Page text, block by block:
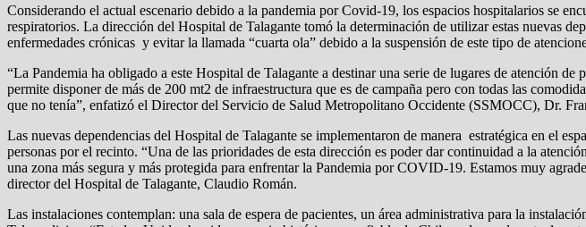
Considerando el actual escenario debido a la pandemia por Covid-19, los espacios hospitalarios se
respiratorios. La dirección del Hospital de Talagante tomó la determinación de utilizar estas nuevas
enfermedades crónicas y evitar la llamada “cuarta ola” debido a la suspensión de este tipo de
“La Pandemia ha obligado a este Hospital de Talagante a destinar una serie de lugares de atención
permite disponer de más de 200 mt2 de infraestructura que es de campaña pero con todas las
que no tenía”, enfatizó el Director del Servicio de Salud Metropolitano Occidente (SSMOCC), Dr.
Las nuevas dependencias del Hospital de Talagante se implementaron de manera estratégica en el
personas por el recinto. “Una de las prioridades de esta dirección es poder dar continuidad a la
una zona más segura y más protegida para enfrentar la Pandemia por COVID-19. Estamos muy
director del Hospital de Talagante, Claudio Román.
Las instalaciones contemplan: una sala de espera de pacientes, un área administrativa para la